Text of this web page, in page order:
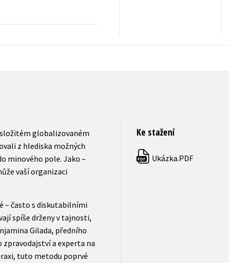
globalizovaném
z hlediska možných
minového pole. Jako –
vaší organizaci
– často s diskutabilními
spíše drženy v tajnosti,
Gilada, předního
a experta na
tuto metodu poprvé
Ke stažení
PDF Ukázka.PDF